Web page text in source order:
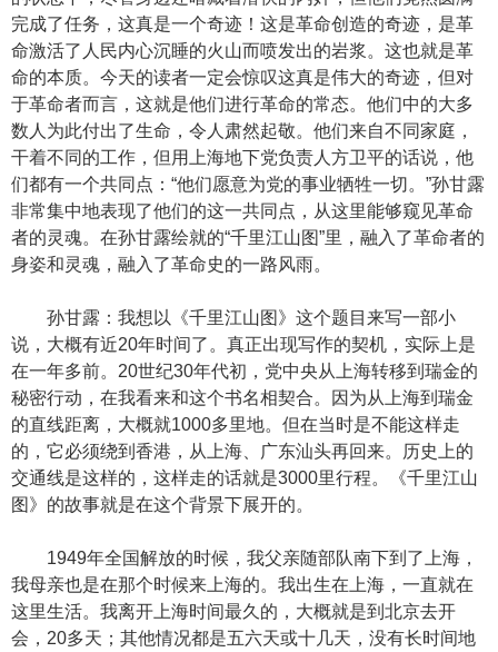
完成了任务，这真是一个奇迹！这是革命创造的奇迹，是革
命激活了人民内心沉睡的火山而喷发出的岩浆。这也就是革
命的本质。今天的读者一定会惊叹这真是伟大的奇迹，但对
于革命者而言，这就是他们进行革命的常态。他们中的大多
数人为此付出了生命，令人肃然起敬。他们来自不同家庭，
干着不同的工作，但用上海地下党负责人方卫平的话说，他
们都有一个共同点：“他们愿意为党的事业牺牲一切。”孙甘露
非常集中地表现了他们的这一共同点，从这里能够窥见革命
者的灵魂。在孙甘露绘就的“千里江山图”里，融入了革命者的
身姿和灵魂，融入了革命史的一路风雨。
孙甘露：我想以《千里江山图》这个题目来写一部小
说，大概有近20年时间了。真正出现写作的契机，实际上是
在一年多前。20世纪30年代初，党中央从上海转移到瑞金的
秘密行动，在我看来和这个书名相契合。因为从上海到瑞金
的直线距离，大概就1000多里地。但在当时是不能这样走
的，它必须绕到香港，从上海、广东汕头再回来。历史上的
交通线是这样的，这样走的话就是3000里行程。《千里江山
图》的故事就是在这个背景下展开的。
1949年全国解放的时候，我父亲随部队南下到了上海，
我母亲也是在那个时候来上海的。我出生在上海，一直就在
这里生活。我离开上海时间最久的，大概就是到北京去开
会，20多天；其他情况都是五六天或十几天，没有长时间地